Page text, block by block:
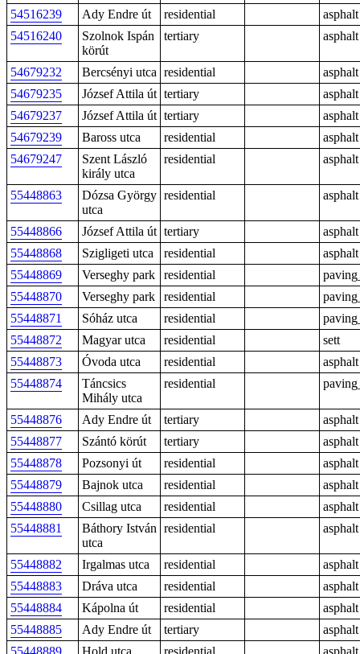
54516239 Ady Endre út residential
asphalt
54516240
Szolnok Ispán
körút
tertiary asphalt
54679232 Bercsényi utca residential
asphalt
54679235
József Attila út tertiary
asphalt
54679237
József Attila út tertiary
asphalt
54679239
Baross utca residential
asphalt
54679247
Szent László
király utca
residential asphalt
55448863
Dózsa György
utca
residential asphalt
55448866 József Attila út tertiary
asphalt
55448868
Szigligeti utca residential
asphalt
55448869
Verseghy park residential
55448870
Verseghy park residential
55448871
Sóház utca residential
55448872
Magyar utca residential
sett
55448873
Óvoda utca residential
asphalt
55448874
Táncsics
Mihály utca
residential
55448876 Ady Endre út tertiary
asphalt
55448877
Szántó körút tertiary
asphalt
55448878
Pozsonyi út residential
asphalt
55448879
Bajnok utca residential
asphalt
55448880
Csillag utca residential
asphalt
55448881
Báthory István
utca
residential asphalt
55448882 Irgalmas utca residential
asphalt
55448883
Dráva utca residential
asphalt
55448884
Kápolna út residential
asphalt
55448885
Ady Endre út tertiary
asphalt
55448889
Hold utca residential
asphalt